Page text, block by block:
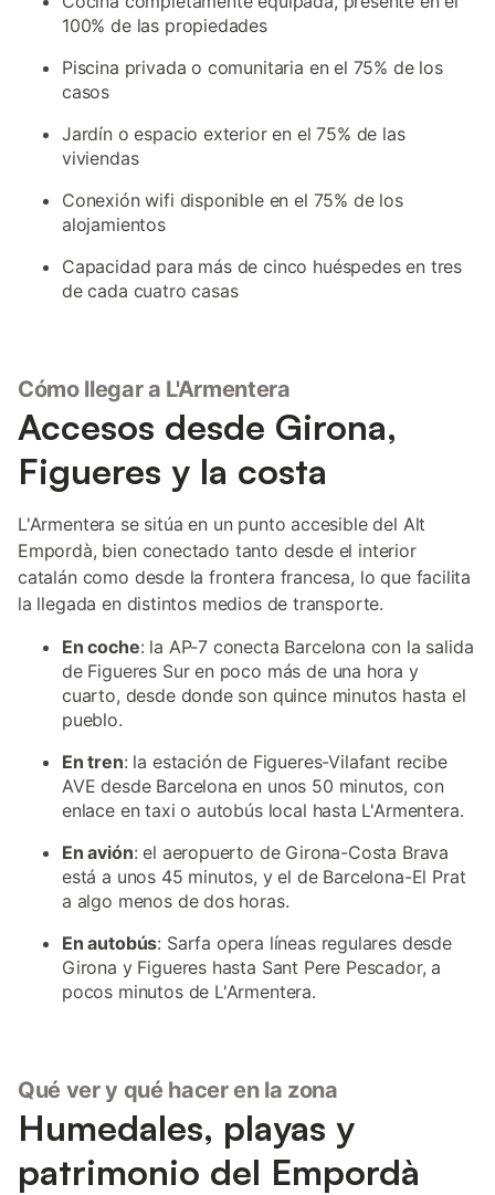
100% de las propiedades
Piscina privada o comunitaria en el 75% de los
casos
Jardín o espacio exterior en el 75% de las
viviendas
Conexión wifi disponible en el 75% de los
alojamientos
Capacidad para más de cinco huéspedes en tres
de cada cuatro casas
Cómo llegar a L'Armentera
Accesos desde Girona,
Figueres y la costa
L'Armentera se sitúa en un punto accesible del Alt
Empordà, bien conectado tanto desde el interior
catalán como desde la frontera francesa, lo que facilita
la llegada en distintos medios de transporte.
En coche: la AP-7 conecta Barcelona con la salida
de Figueres Sur en poco más de una hora y
cuarto, desde donde son quince minutos hasta el
pueblo.
En tren: la estación de Figueres-Vilafant recibe
AVE desde Barcelona en unos 50 minutos, con
enlace en taxi o autobús local hasta L'Armentera.
En avión: el aeropuerto de Girona-Costa Brava
está a unos 45 minutos, y el de Barcelona-El Prat
a algo menos de dos horas.
En autobús: Sarfa opera líneas regulares desde
Girona y Figueres hasta Sant Pere Pescador, a
pocos minutos de L'Armentera.
Qué ver y qué hacer en la zona
Humedales, playas y
patrimonio del Empordà